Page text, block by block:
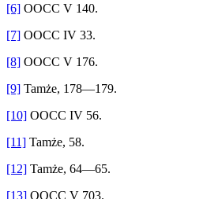
[6] OOCC V 140.
[7] OOCC IV 33.
[8] OOCC V 176.
[9] Tamże, 178—179.
[10] OOCC IV 56.
[11] Tamże, 58.
[12] Tamże, 64—65.
[13] OOCC V 703.